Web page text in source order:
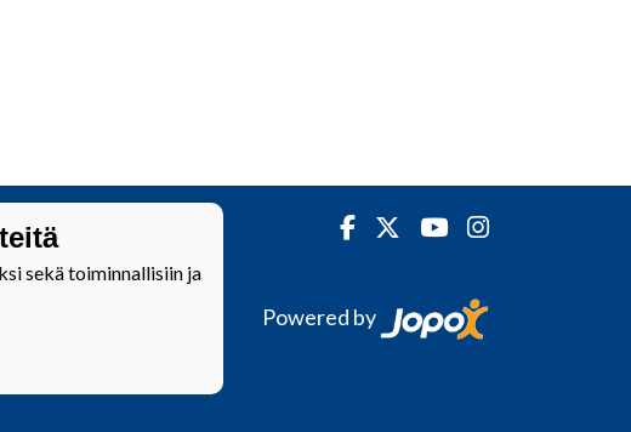
Powered by
sekä toiminnallisiin ja